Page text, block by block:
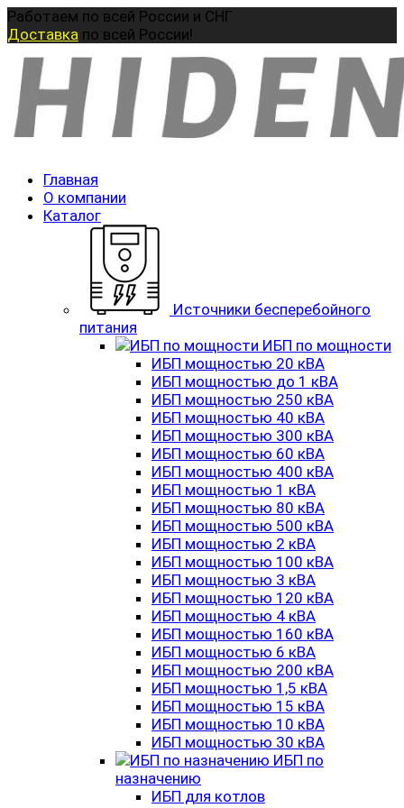
Перейти
к
Работаем по всей России и СНГ
Доставка по всей России!
Главная
О компании
Каталог
Источники бесперебойного
питания
ИБП по мощности
ИБП мощностью 20 кВА
ИБП мощностью до 1 кВА
ИБП мощностью 250 кВА
ИБП мощностью 40 кВА
ИБП мощностью 300 кВА
ИБП мощностью 60 кВА
ИБП мощностью 400 кВА
ИБП мощностью 1 кВА
ИБП мощностью 80 кВА
ИБП мощностью 500 кВА
ИБП мощностью 2 кВА
ИБП мощностью 100 кВА
ИБП мощностью 3 кВА
ИБП мощностью 120 кВА
ИБП мощностью 4 кВА
ИБП мощностью 160 кВА
ИБП мощностью 6 кВА
ИБП мощностью 200 кВА
ИБП мощностью 1,5 кВА
ИБП мощностью 15 кВА
ИБП мощностью 10 кВА
ИБП мощностью 30 кВА
ИБП по
назначению
ИБП для котлов